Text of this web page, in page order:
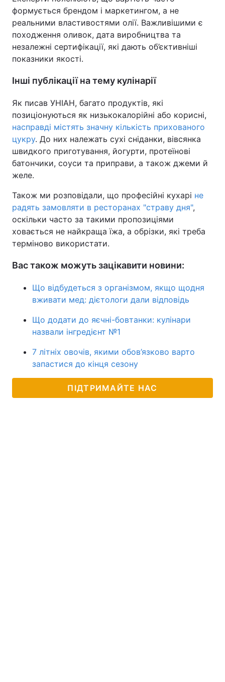
формується брендом і маркетингом, а не
реальними властивостями олії. Важливішими є
походження оливок, дата виробництва та
незалежні сертифікації, які дають об’єктивніші
показники якості.
Інші публікації на тему кулінарії
Як писав УНІАН, багато продуктів, які
позиціонуються як низькокалорійні або корисні,
насправді містять значну кількість прихованого
цукру. До них належать сухі сніданки, вівсянка
швидкого приготування, йогурти, протеїнові
батончики, соуси та приправи, а також джеми й
желе.
Також ми розповідали, що професійні кухарі не
радять замовляти в ресторанах "страву дня",
оскільки часто за такими пропозиціями
ховається не найкраща їжа, а обрізки, які треба
терміново використати.
Вас також можуть зацікавити новини:
Що відбудеться з організмом, якщо щодня
вживати мед: дієтологи дали відповідь
Що додати до яєчні-бовтанки: кулінари
назвали інгредієнт №1
7 літніх овочів, якими обов’язково варто
запастися до кінця сезону
ПІДТРИМАЙТЕ НАС